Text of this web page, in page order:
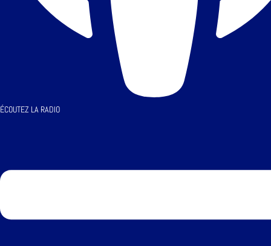
ÉCOUTEZ LA RADIO